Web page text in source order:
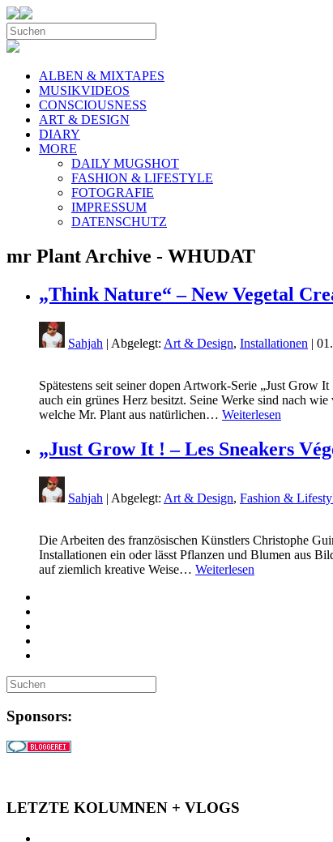
ALBEN & MIXTAPES
MUSIKVIDEOS
CONSCIOUSNESS
ART & DESIGN
DIARY
MORE
DAILY MUGSHOT
FASHION & LIFESTYLE
FOTOGRAFIE
IMPRESSUM
DATENSCHUTZ
mr Plant Archive - WHUDAT
„Think Nature“ – New Vegetal
Sahjah | Abgelegt: Art & Design, Installationen |
Spätestens seit seiner dopen Artwork-Serie „Just Grow
auch ein grünes Herz besitzt. Seine Werke sind nach
welche Mr. Plant aus natürlichen… Weiterlesen
„Just Grow It ! – Les Sneakers
Sahjah | Abgelegt: Art & Design, Fashion &
Die Arbeiten des französischen Künstlers Christophe
Installationen ein oder lässt Pflanzen und Blumen aus
auf ziemlich kreative Weise… Weiterlesen
Sponsors:
LETZTE KOLUMNEN + VLOGS